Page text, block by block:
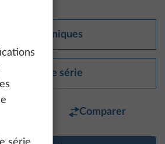
techniques
de série
Comparer